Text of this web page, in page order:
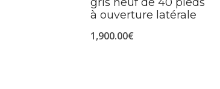
à ouverture latérale
1,900.00€